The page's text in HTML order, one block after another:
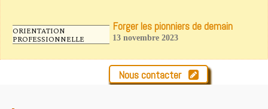
ORIENTATION
PROFESSIONNELLE
Forger les pionniers de demain
13 novembre 2023
Nous contacter